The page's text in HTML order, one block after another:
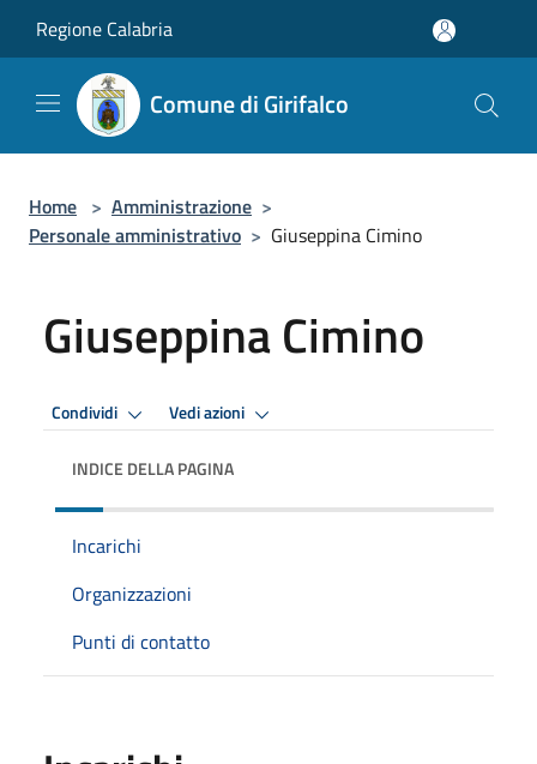
Regione Calabria
Comune di Girifalco
Home > Amministrazione >
Personale amministrativo > Giuseppina Cimino
Giuseppina Cimino
Condividi Vedi azioni
INDICE DELLA PAGINA
Incarichi
Organizzazioni
Punti di contatto